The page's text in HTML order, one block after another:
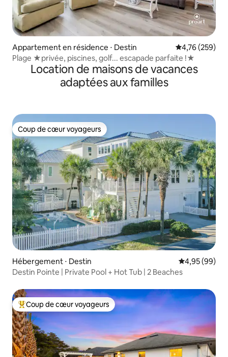
Appartement en résidence ⋅ Destin Évaluation
4,76 (259)
Plage ★privée, piscines, golf... escapade parfaite !★
Location de maisons de vacances
adaptées aux familles
Coup de cœur voyageurs
Coup de cœur voyageurs
Hébergement ⋅ Destin Évaluation
4,95 (99)
Destin Pointe | Private Pool + Hot Tub | 2 Beaches
Coups de cœur voyageurs les plus appréciés
Coup de cœur voyageurs